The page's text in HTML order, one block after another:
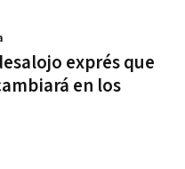
exprés que
en los